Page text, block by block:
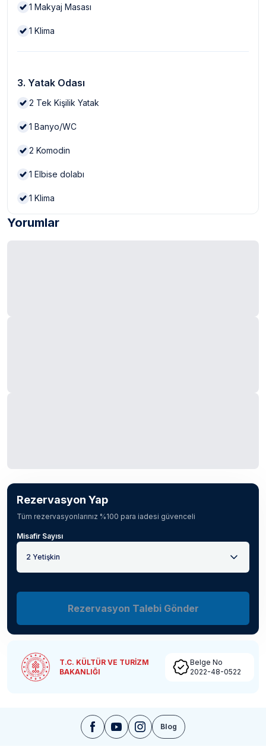
1 Makyaj Masası
1 Klima
3. Yatak Odası
2 Tek Kişilik Yatak
1 Banyo/WC
2 Komodin
1 Elbise dolabı
1 Klima
Yorumlar
Rezervasyon Yap
Tüm rezervasyonlarınız %100 para iadesi güvenceli
Misafir Sayısı
2 Yetişkin
Rezervasyon Talebi Gönder
T.C. KÜLTÜR VE TURİZM
BAKANLIĞI
Belge No
2022-48-0522
Blog